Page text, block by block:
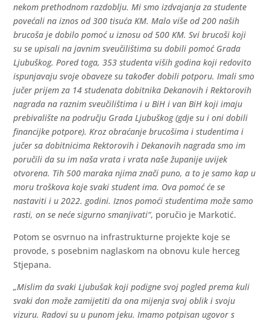
nekom prethodnom razdoblju. Mi smo izdvajanja za studente
povećali na iznos od 300 tisuća KM. Malo više od 200 naših
brucoša je dobilo pomoć u iznosu od 500 KM. Svi brucoši koji
su se upisali na javnim sveučilištima su dobili pomoć Grada
Ljubuškog. Pored toga, 353 studenta viših godina koji redovito
ispunjavaju svoje obaveze su također dobili potporu. Imali smo
jučer prijem za 14 studenata dobitnika Dekanovih i Rektorovih
nagrada na raznim sveučilištima i u BiH i van BiH koji imaju
prebivalište na području Grada Ljubuškog (gdje su i oni dobili
financijke potpore). Kroz obraćanje brucošima i studentima i
jučer sa dobitnicima Rektorovih i Dekanovih nagrada smo im
poručili da su im naša vrata i vrata naše županije uvijek
otvorena. Tih 500 maraka njima znači puno, a to je samo kap u
moru troškova koje svaki student ima. Ova pomoć će se
nastaviti i u 2022. godini. Iznos pomoći studentima može samo
rasti, on se neće sigurno smanjivati“, poručio je Markotić.
Potom se osvrnuo na infrastrukturne projekte koje se
provode, s posebnim naglaskom na obnovu kule herceg
Stjepana.
„Mislim da svaki Ljubušak koji podigne svoj pogled prema kuli
svaki don može zamijetiti da ona mijenja svoj oblik i svoju
vizuru. Radovi su u punom jeku. Imamo potpisan ugovor s